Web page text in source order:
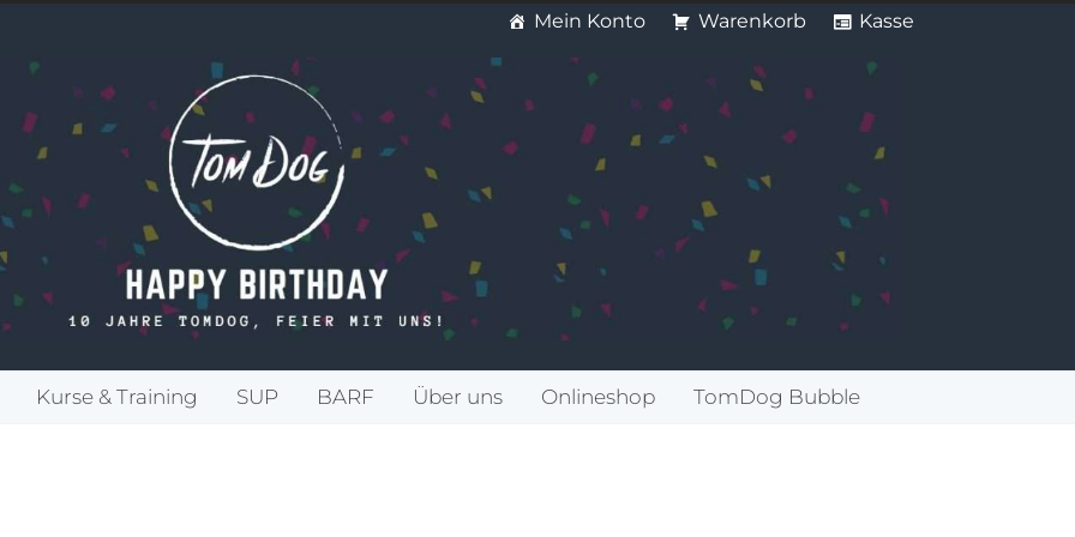
Mein Konto Warenkorb Kasse
Kurse & Training SUP BARF Über uns Onlineshop TomDog Bubble